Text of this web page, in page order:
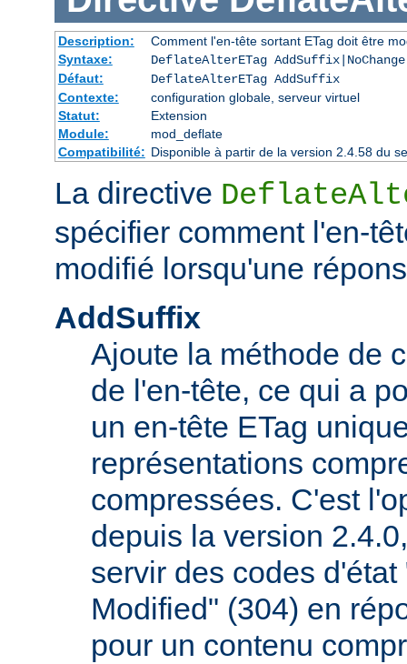
Description:
Comment l'en-tête sortant ETag doit être
Syntaxe:
DeflateAlterETag
Défaut:
DeflateAlterETag AddSuffix
Contexte:
configuration globale, serveur virtuel
Statut:
Extension
Module:
mod_deflate
Compatibilité: Disponible à partir de la version 2.4.58 du
La directive
spécifier comment l'en-
modifié lorsqu'une
AddSuffix
Ajoute la méthode de
de l'en-tête, ce qui a
un en-tête ETag
représentations
compressées. C'est
depuis la version
servir des codes
Modified" (304) en
pour un contenu